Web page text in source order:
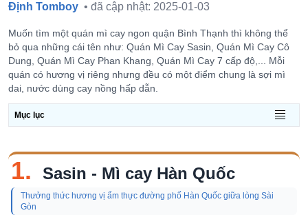
Định Tomboy • đã cập nhật: 2025-01-03
Muốn tìm một quán mì cay ngon quận Bình Thạnh thì không thể
bỏ qua những cái tên như: Quán Mì Cay Sasin, Quán Mì Cay Cô
Dung, Quán Mì Cay Phan Khang, Quán Mì Cay 7 cấp độ,... Mỗi
quán có hương vị riêng nhưng đều có một điểm chung là sợi mì
dai, nước dùng cay nồng hấp dẫn.
Mục lục
1. Sasin - Mì cay Hàn Quốc
Thưởng thức hương vị ẩm thực đường phố Hàn Quốc giữa lòng Sài
Gòn